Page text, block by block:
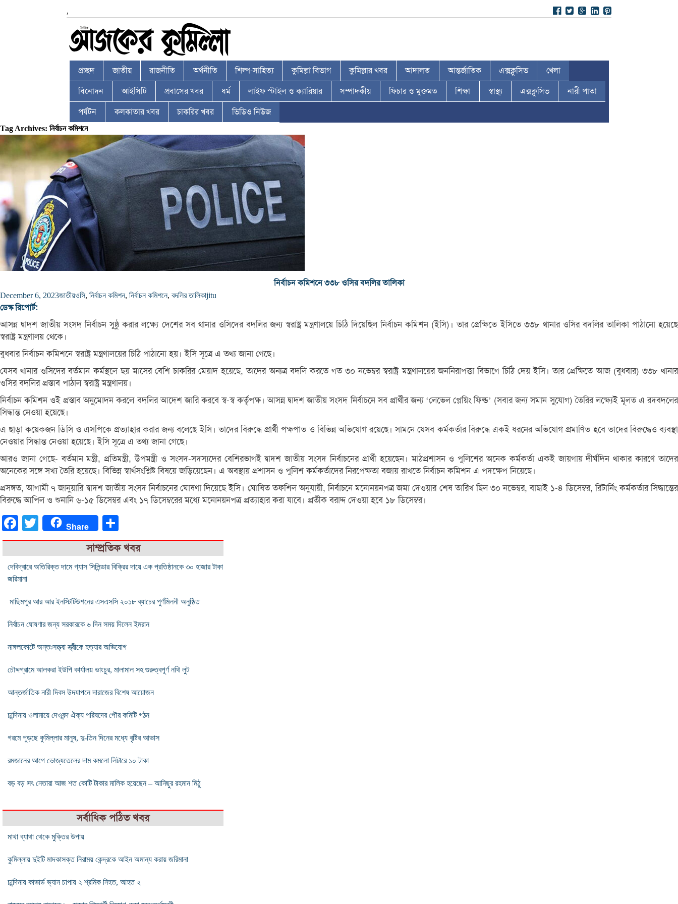
,
প্রচ্ছদ জাতীয় রাজনীতি অর্থনীতি শিল্প-সাহিত্য কুমিল্লা বিভাগ কুমিল্লার খবর আদালত আন্তর্জাতিক এক্সক্লুসিভ খেলা
বিনোদন আইসিটি প্রবাসের খবর ধর্ম লাইফ স্টাইল ও ক্যারিয়ার সম্পাদকীয় ফিচার ও মুক্তমত শিক্ষা স্বাস্থ্য এক্সক্লুসিভ নারী পাতা
পর্যটন কলকাতার খবর চাকরির খবর ভিডিও নিউজ
Tag Archives: নির্বাচন কমিশনে
নির্বাচন কমিশনে ৩৩৮ ওসির বদলির তালিকা
December 6, 2023জাতীয়ওসি, নির্বাচন কমিশন, নির্বাচন কমিশনে, বদলির তালিকাjitu
ডেস্ক রিপোর্ট:
আসন্ন দ্বাদশ জাতীয় সংসদ নির্বাচন সুষ্ঠু করার লক্ষ্যে দেশের সব থানার ওসিদের বদলির জন্য স্বরাষ্ট্র মন্ত্রণালয়ে চিঠি দিয়েছিল নির্বাচন কমিশন (ইসি)। তার প্রেক্ষিতে ইসিতে ৩৩৮ থানার ওসির বদলির তালিকা পাঠানো হয়েছে
স্বরাষ্ট্র মন্ত্রণালয় থেকে।
বুধবার নির্বাচন কমিশনে স্বরাষ্ট্র মন্ত্রণালয়ের চিঠি পাঠানো হয়। ইসি সূত্রে এ তথ্য জানা গেছে।
যেসব থানার ওসিদের বর্তমান কর্মস্থলে ছয় মাসের বেশি চাকরির মেয়াদ হয়েছে, তাদের অন্যত্র বদলি করতে গত ৩০ নভেম্বর স্বরাষ্ট্র মন্ত্রণালয়ের জননিরাপত্তা বিভাগে চিঠি দেয় ইসি। তার প্রেক্ষিতে আজ (বুধবার) ৩৩৮ থানার
ওসির বদলির প্রস্তাব পাঠাল স্বরাষ্ট্র মন্ত্রণালয়।
নির্বাচন কমিশন ওই প্রস্তাব অনুমোদন করলে বদলির আদেশ জারি করবে স্ব-স্ব কর্তৃপক্ষ। আসন্ন দ্বাদশ জাতীয় সংসদ নির্বাচনে সব প্রার্থীর জন্য ‘লেভেল প্লেয়িং ফিল্ড’ (সবার জন্য সমান সুযোগ) তৈরির লক্ষ্যেই মূলত এ রদবদলের
সিদ্ধান্ত নেওয়া হয়েছে।
এ ছাড়া কয়েকজন ডিসি ও এসপিকে প্রত্যাহার করার জন্য বলেছে ইসি। তাদের বিরুদ্ধে প্রার্থী পক্ষপাত ও বিভিন্ন অভিযোগ রয়েছে। সামনে যেসব কর্মকর্তার বিরুদ্ধে একই ধরনের অভিযোগ প্রমাণিত হবে তাদের বিরুদ্ধেও ব্যবস্থা
নেওয়ার সিদ্ধান্ত নেওয়া হয়েছে। ইসি সূত্রে এ তথ্য জানা গেছে।
আরও জানা গেছে- বর্তমান মন্ত্রী, প্রতিমন্ত্রী, উপমন্ত্রী ও সংসদ-সদস্যদের বেশিরভাগই দ্বাদশ জাতীয় সংসদ নির্বাচনের প্রার্থী হয়েছেন। মাঠপ্রশাসন ও পুলিশের অনেক কর্মকর্তা একই জায়গায় দীর্ঘদিন থাকার কারণে তাদের
অনেকের সঙ্গে সখ্য তৈরি হয়েছে। বিভিন্ন স্বার্থসংশ্লিষ্ট বিষয়ে জড়িয়েছেন। এ অবস্থায় প্রশাসন ও পুলিশ কর্মকর্তাদের নিরপেক্ষতা বজায় রাখতে নির্বাচন কমিশন এ পদক্ষেপ নিয়েছে।
প্রসঙ্গত, আগামী ৭ জানুয়ারি দ্বাদশ জাতীয় সংসদ নির্বাচনের ঘোষণা দিয়েছে ইসি। ঘোষিত তফশিল অনুযায়ী, নির্বাচনে মনোনয়নপত্র জমা দেওয়ার শেষ তারিখ ছিল ৩০ নভেম্বর, বাছাই ১-৪ ডিসেম্বর, রিটার্নিং কর্মকর্তার সিদ্ধান্তের
বিরুদ্ধে আপিল ও শুনানি ৬-১৫ ডিসেম্বর এবং ১৭ ডিসেম্বরের মধ্যে মনোনয়নপত্র প্রত্যাহার করা যাবে। প্রতীক বরাদ্দ দেওয়া হবে ১৮ ডিসেম্বর।
FacebookTwitter Share
সাম্প্রতিক খবর
দেবিদ্বারে অতিরিক্ত দামে গ্যাস সিলিন্ডার বিক্রির দায়ে এক প্রতিষ্ঠানকে ৩০ হাজার টাকা
জরিমানা
মাছিমপুর আর আর ইনস্টিটিউশনের এসএসসি ২০১৮ ব্যাচের পুর্ণমিলনী অনুষ্ঠিত
নির্বাচন ঘোষণার জন্য সরকারকে ৬ দিন সময় দিলেন ইমরান
নাঙ্গলকোটে অন্তঃসত্ত্বা স্ত্রীকে হত্যার অভিযোগ
চৌদ্দগ্রামে আলকরা ইউপি কার্যালয় ভাংচুর, মালামাল সহ গুরুত্বপূর্ণ নথি লুট
আন্তর্জাতিক নারী দিবস উদযাপনে দারাজের বিশেষ আয়োজন
চান্দিনায় ওলামায়ে দেওবন্দ ঐক্য পরিষদের পৌর কমিটি গঠন
গরমে পুড়ছে কুমিল্লার মানুষ, দু-তিন দিনের মধ্যে বৃষ্টির আভাস
রমজানের আগে ভোজ্যতেলের দাম কমলো লিটারে ১০ টাকা
বড় বড় সৎ নেতারা আজ শত কোটি টাকার মালিক হয়েছেন – আনিছুর রহমান মিঠু
সর্বাধিক পঠিত খবর
মাথা ব্যাথা থেকে মুক্তির উপায়
কুমিল্লায় দুইটি মাদকাসক্ত নিরাময় কেন্দ্রকে আইন অমান্য করায় জরিমানা
চান্দিনায় কাভার্ড ভ্যান চাপায় ২ শ্রমিক নিহত, আহত ২